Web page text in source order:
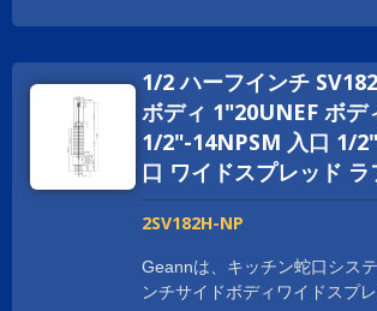
ディ広範囲のラフインバルブ
中の衛生認証を取得していま
スを拡大するために、お客様
す。 スレッドサイズは、顧客
タマイズされており、1-
M28XP1.5などがあります。
1/2 ハーフインチ
ボディ 1"20UNEF ボデ
1/2"-14NPSM 入口 1/
口 ワイドスプレッド
2SV182H-NP
Geannは、キッチン蛇口シス
ンチサイドボディワイドスプ